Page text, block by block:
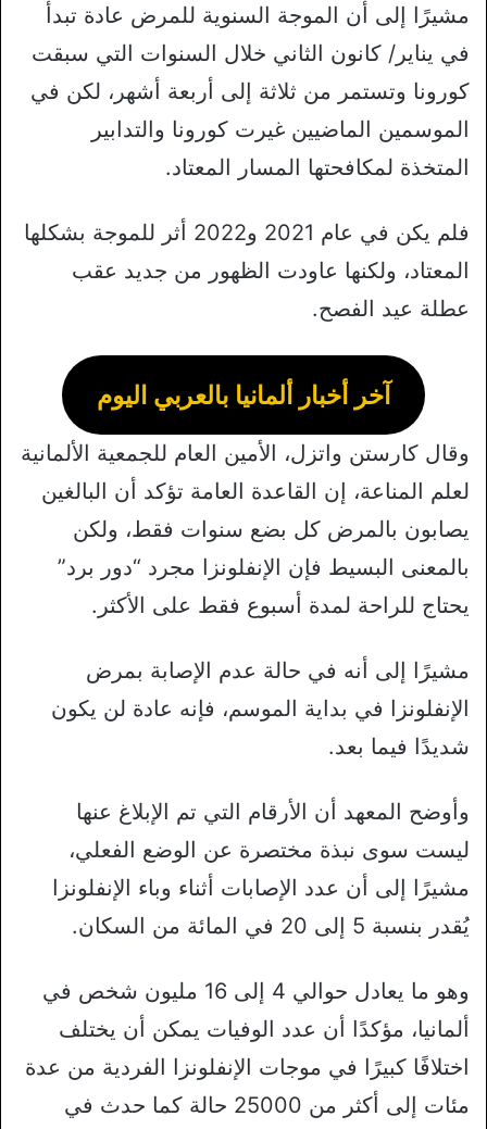
مشيرًا إلى أن الموجة السنوية للمرض عادة تبدأ
في يناير/ كانون الثاني خلال السنوات التي سبقت
كورونا وتستمر من ثلاثة إلى أربعة أشهر، لكن في
الموسمين الماضيين غيرت كورونا والتدابير
المتخذة لمكافحتها المسار المعتاد.
فلم يكن في عام 2021 و2022 أثر للموجة بشكلها
المعتاد، ولكنها عاودت الظهور من جديد عقب
عطلة عيد الفصح.
آخر أخبار ألمانيا بالعربي اليوم
وقال كارستن واتزل، الأمين العام للجمعية الألمانية
لعلم المناعة، إن القاعدة العامة تؤكد أن البالغين
يصابون بالمرض كل بضع سنوات فقط، ولكن
بالمعنى البسيط فإن الإنفلونزا مجرد “دور برد”
يحتاج للراحة لمدة أسبوع فقط على الأكثر.
مشيرًا إلى أنه في حالة عدم الإصابة بمرض
الإنفلونزا في بداية الموسم، فإنه عادة لن يكون
شديدًا فيما بعد.
وأوضح المعهد أن الأرقام التي تم الإبلاغ عنها
ليست سوى نبذة مختصرة عن الوضع الفعلي،
مشيرًا إلى أن عدد الإصابات أثناء وباء الإنفلونزا
يُقدر بنسبة 5 إلى 20 في المائة من السكان.
وهو ما يعادل حوالي 4 إلى 16 مليون شخص في
ألمانيا، مؤكدًا أن عدد الوفيات يمكن أن يختلف
اختلافًا كبيرًا في موجات الإنفلونزا الفردية من عدة
مئات إلى أكثر من 25000 حالة كما حدث في